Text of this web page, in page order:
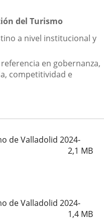
del Turismo
a nivel institucional y
en gobernanza,
competitividad e
de Valladolid 2024-
2,1 MB
de Valladolid 2024-
1,4 MB